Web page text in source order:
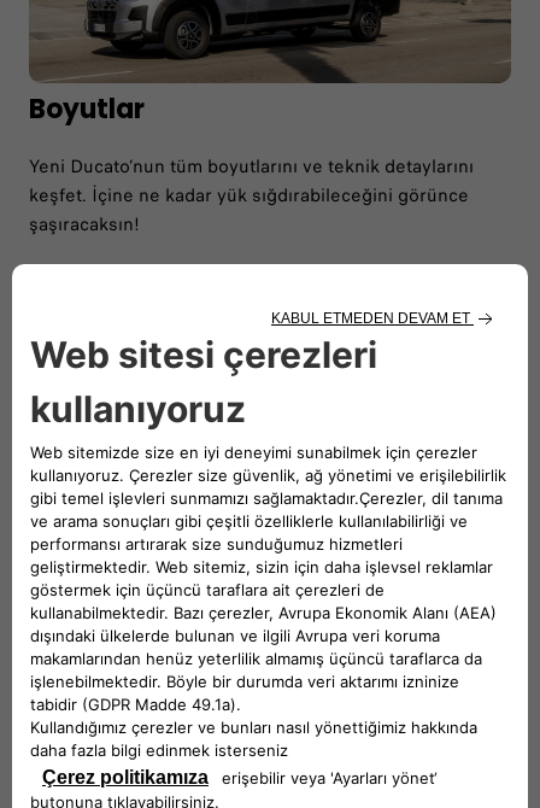
Boyutlar
Yeni Ducato’nun tüm boyutlarını ve teknik detaylarını
keşfet. İçine ne kadar yük sığdırabileceğini görünce
şaşıracaksın!
1/3